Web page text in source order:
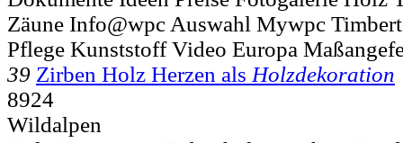
Zäune Info@wpc Auswahl Mywpc
Pflege Kunststoff Video Europa
39 Zirben Holz Herzen als Holzdekoration
8924
Wildalpen